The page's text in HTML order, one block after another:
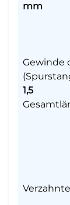
mm
Gewinde
1,5